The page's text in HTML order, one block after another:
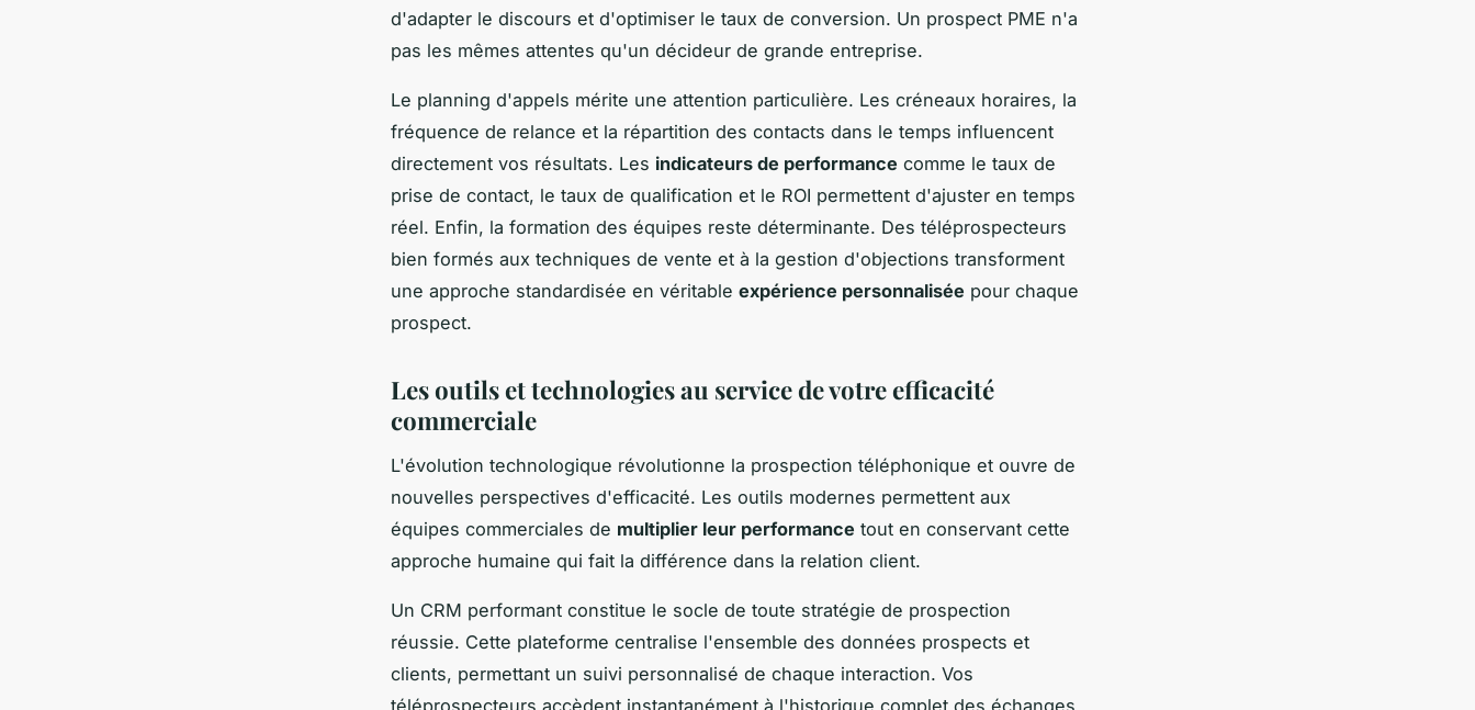
d'adapter le discours et d'optimiser le taux de conversion. Un prospect PME n'a
pas les mêmes attentes qu'un décideur de grande entreprise.
Le planning d'appels mérite une attention particulière. Les créneaux horaires, la
fréquence de relance et la répartition des contacts dans le temps influencent
directement vos résultats. Les indicateurs de performance comme le taux de
prise de contact, le taux de qualification et le ROI permettent d'ajuster en temps
réel. Enfin, la formation des équipes reste déterminante. Des téléprospecteurs
bien formés aux techniques de vente et à la gestion d'objections transforment
une approche standardisée en véritable expérience personnalisée pour chaque
prospect.
Les outils et technologies au service de votre efficacité
commerciale
L'évolution technologique révolutionne la prospection téléphonique et ouvre de
nouvelles perspectives d'efficacité. Les outils modernes permettent aux
équipes commerciales de multiplier leur performance tout en conservant cette
approche humaine qui fait la différence dans la relation client.
Un CRM performant constitue le socle de toute stratégie de prospection
réussie. Cette plateforme centralise l'ensemble des données prospects et
clients, permettant un suivi personnalisé de chaque interaction. Vos